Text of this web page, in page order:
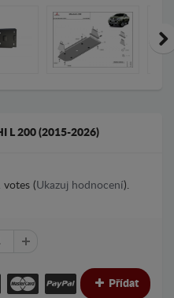
L 200 (2015-2026)
votes (Ukazuj hodnocení).
Přídat